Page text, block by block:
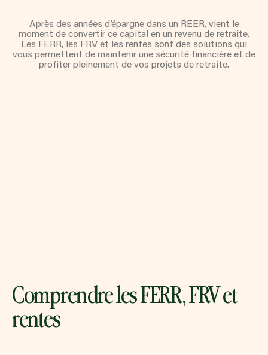
REEE
FONDS DE PLACEMENT
PRÊTEURS HYPOTHÉCAIRES
ALTERNATIFS
HYPOTHÈQUES COMMERCIALES
PRÊT HYPOTHÉCAIRE PRIVÉ
HYPOTHÈQUE INVERSÉE
À PROPOS DU CABINET
English
Après des années d’épargne dans un REER, vient le
moment de convertir ce capital en un revenu de retraite.
Les FERR, les FRV et les rentes sont des solutions qui
vous permettent de maintenir une sécurité financière et de
profiter pleinement de vos projets de retraite.
Comprendre les FERR, FRV et
rentes